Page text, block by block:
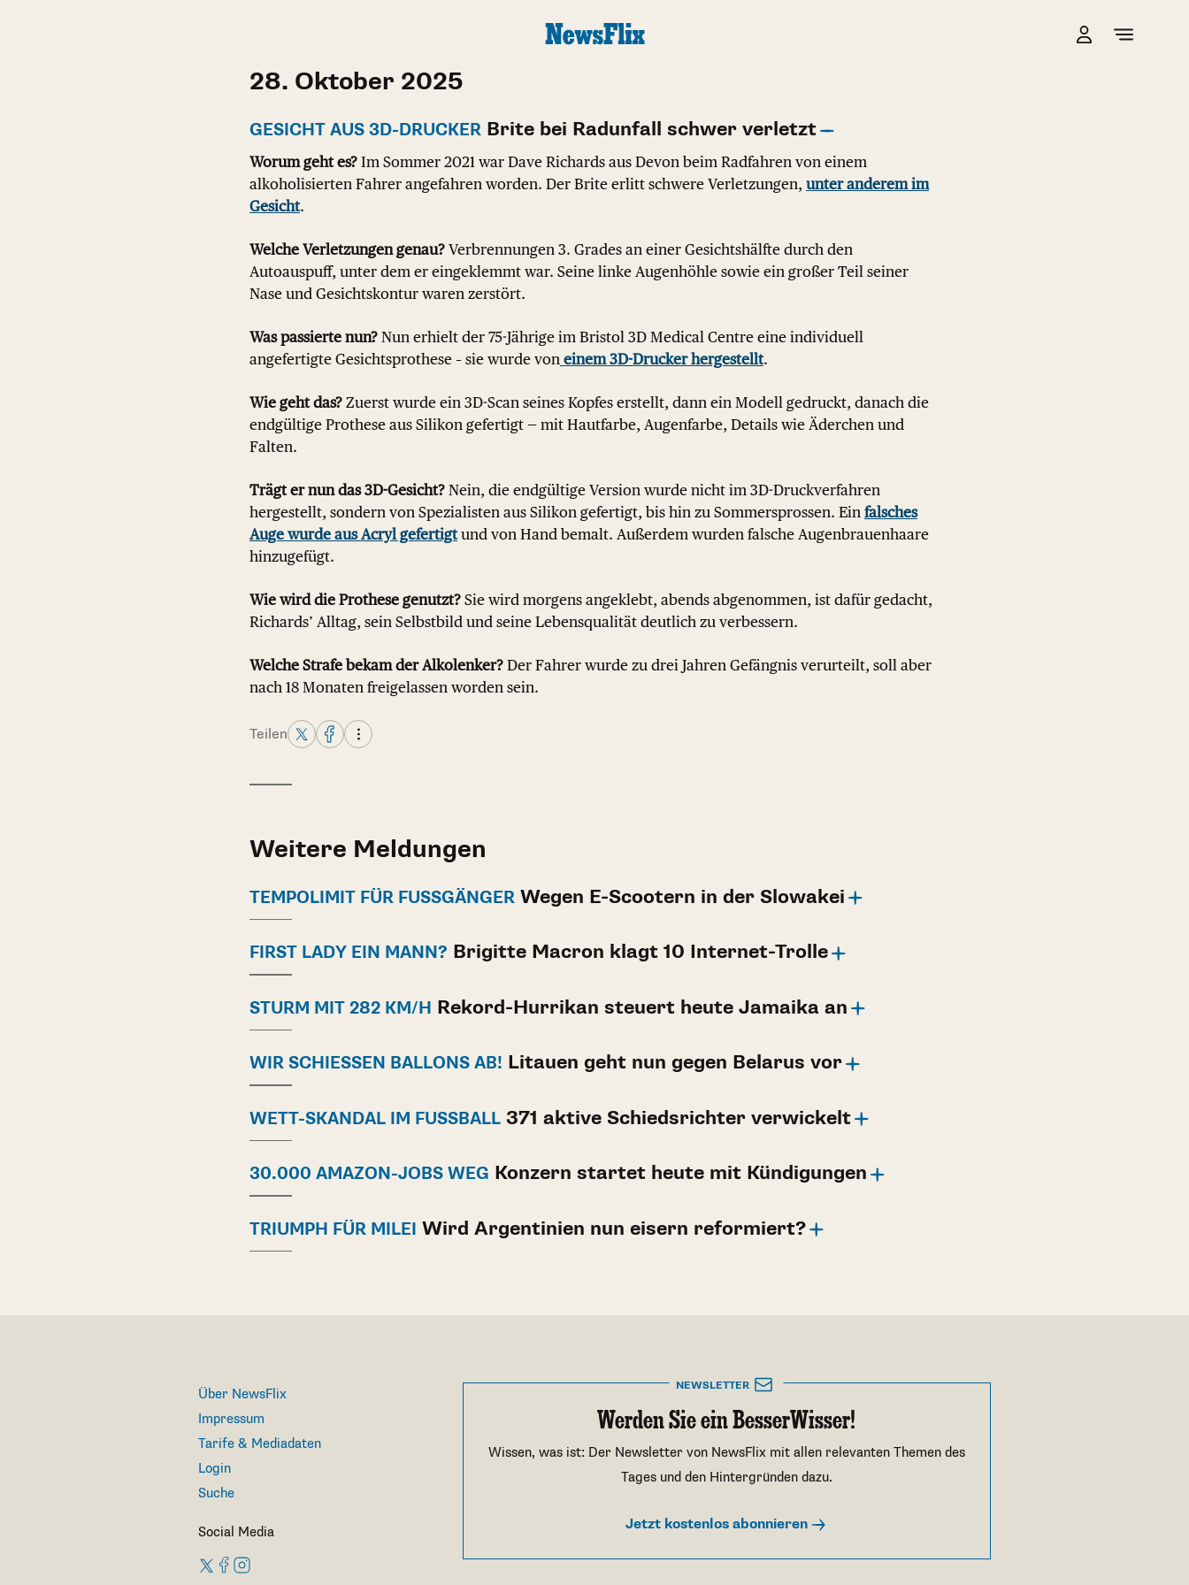
28. Oktober 2025
GESICHT AUS 3D-DRUCKER Brite bei Radunfall schwer verletzt
Worum geht es? Im Sommer 2021 war Dave Richards aus Devon beim Radfahren von einem
alkoholisierten Fahrer angefahren worden. Der Brite erlitt schwere Verletzungen, unter anderem im
Gesicht.
Welche Verletzungen genau? Verbrennungen 3. Grades an einer Gesichtshälfte durch den
Autoauspuff, unter dem er eingeklemmt war. Seine linke Augenhöhle sowie ein großer Teil seiner
Nase und Gesichtskontur waren zerstört.
Was passierte nun? Nun erhielt der 75-Jährige im Bristol 3D Medical Centre eine individuell
angefertigte Gesichtsprothese – sie wurde von einem 3D-Drucker hergestellt.
Wie geht das? Zuerst wurde ein 3D-Scan seines Kopfes erstellt, dann ein Modell gedruckt, danach die
endgültige Prothese aus Silikon gefertigt — mit Hautfarbe, Augenfarbe, Details wie Äderchen und
Falten.
Trägt er nun das 3D-Gesicht? Nein, die endgültige Version wurde nicht im 3D-Druckverfahren
hergestellt, sondern von Spezialisten aus Silikon gefertigt, bis hin zu Sommersprossen. Ein falsches
Auge wurde aus Acryl gefertigtund von Hand bemalt. Außerdem wurden falsche Augenbrauenhaare
hinzugefügt.
Wie wird die Prothese genutzt? Sie wird morgens angeklebt, abends abgenommen, ist dafür gedacht,
Richards’ Alltag, sein Selbstbild und seine Lebensqualität deutlich zu verbessern.
Welche Strafe bekam der Alkolenker? Der Fahrer wurde zu drei Jahren Gefängnis verurteilt, soll aber
nach 18 Monaten freigelassen worden sein.
Teilen
Weitere Meldungen
TEMPOLIMIT FÜR FUSSGÄNGER Wegen E-Scootern in der Slowakei
FIRST LADY EIN MANN? Brigitte Macron klagt 10 Internet-Trolle
STURM MIT 282 KM/H Rekord-Hurrikan steuert heute Jamaika an
WIR SCHIESSEN BALLONS AB! Litauen geht nun gegen Belarus vor
WETT-SKANDAL IM FUSSBALL 371 aktive Schiedsrichter verwickelt
30.000 AMAZON-JOBS WEG Konzern startet heute mit Kündigungen
TRIUMPH FÜR MILEI Wird Argentinien nun eisern reformiert?
Über NewsFlix
Impressum
Tarife & Mediadaten
Login
Suche
Social Media
NEWSLETTER
Werden Sie ein BesserWisser!
Wissen, was ist: Der Newsletter von NewsFlix mit allen relevanten Themen des
Tages und den Hintergründen dazu.
Jetzt kostenlos abonnieren